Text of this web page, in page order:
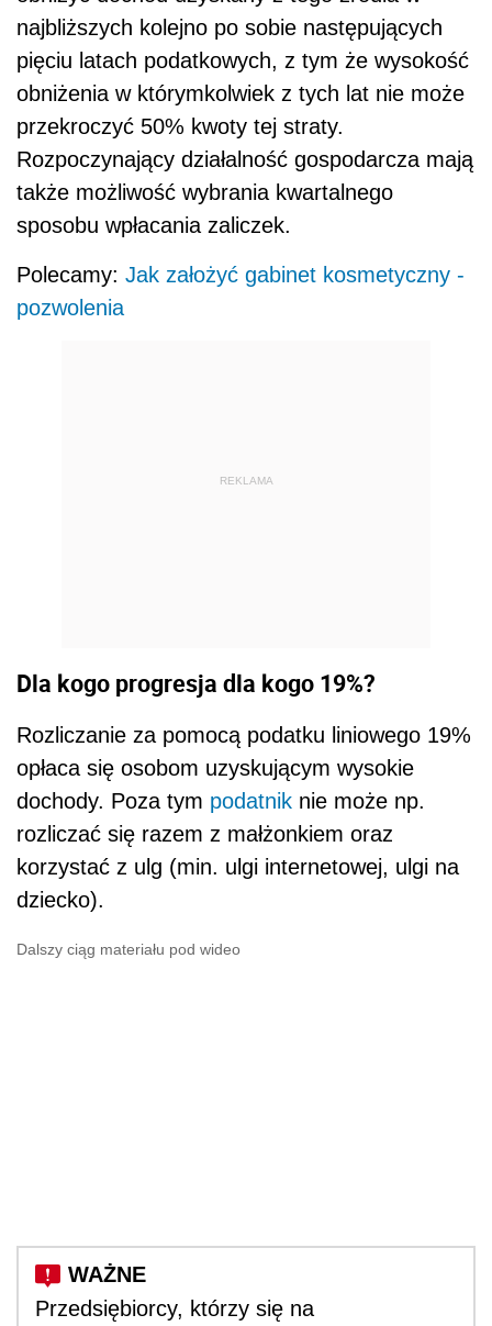
najbliższych kolejno po sobie następujących
pięciu latach podatkowych, z tym że wysokość
obniżenia w którymkolwiek z tych lat nie może
przekroczyć 50% kwoty tej straty.
Rozpoczynający działalność gospodarcza mają
także możliwość wybrania kwartalnego
sposobu wpłacania zaliczek.
Polecamy: Jak założyć gabinet kosmetyczny -
pozwolenia
REKLAMA
Dla kogo progresja dla kogo 19%?
Rozliczanie za pomocą podatku liniowego 19%
opłaca się osobom uzyskującym wysokie
dochody. Poza tym podatnik nie może np.
rozliczać się razem z małżonkiem oraz
korzystać z ulg (min. ulgi internetowej, ulgi na
dziecko).
Dalszy ciąg materiału pod wideo
Przedsiębiorcy, którzy się na